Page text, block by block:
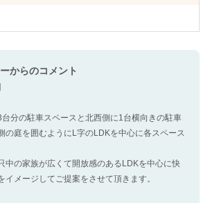
からのコメント
台分の駐車スペースと北西側に1台横向きの駐車
の庭を囲むようにL字のLDKを中心に各スペース
中の家族が広くて開放感のあるLDKを中心に快
イメージしてご提案をさせて頂きます。